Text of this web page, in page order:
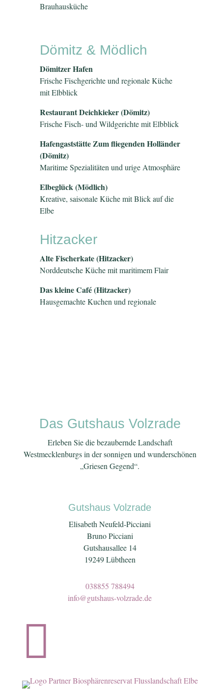
Brauhausküche
Dömitz & Mödlich
Dömitzer Hafen
Frische Fischgerichte und regionale Küche
mit Elbblick
Restaurant Deichkieker (Dömitz)
Frische Fisch- und Wildgerichte mit Elbblick
Hafengaststätte Zum fliegenden Holländer
(Dömitz)
Maritime Spezialitäten und urige Atmosphäre
Elbeglück (Mödlich)
Kreative, saisonale Küche mit Blick auf die
Elbe
Hitzacker
Alte Fischerkate (Hitzacker)
Norddeutsche Küche mit maritimem Flair
Das kleine Café (Hitzacker)
Hausgemachte Kuchen und regionale
Das Gutshaus Volzrade
Erleben Sie die bezaubernde Landschaft
Westmecklenburgs in der sonnigen und wunderschönen
„Griesen Gegend“.
Gutshaus Volzrade
Elisabeth Neufeld-Picciani
Bruno Picciani
Gutshausallee 14
19249 Lübtheen
038855 788494
info@gutshaus-volzrade.de
